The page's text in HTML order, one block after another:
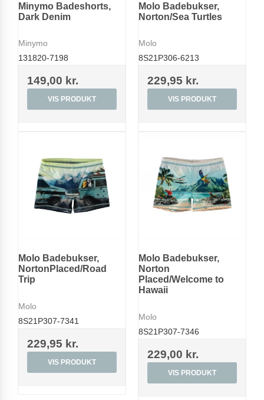
Minymo Badeshorts,
Dark Denim
Minymo
131820-7198
149,00 kr.
VIS PRODUKT
Molo Badebukser,
Norton/Sea Turtles
Molo
8S21P306-6213
229,95 kr.
VIS PRODUKT
Molo Badebukser,
NortonPlaced/Road
Trip
Molo
8S21P307-7341
229,95 kr.
VIS PRODUKT
Molo Badebukser,
Norton
Placed/Welcome to
Hawaii
Molo
8S21P307-7346
229,00 kr.
VIS PRODUKT